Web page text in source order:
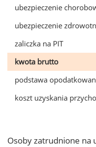
ubezpieczenie
ubezpieczenie
zaliczka na PIT
kwota brutto
podstawa
koszt uzyskania
Osoby zatrudnione na